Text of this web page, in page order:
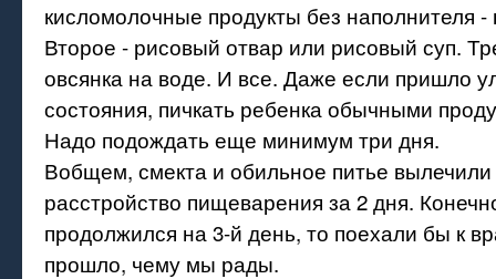
кисломолочные продукты без наполнителя
Второе - рисовый отвар или рисовый суп.
овсянка на воде. И все. Даже если пришло
состояния, пичкать ребенка обычными
Надо подождать еще минимум три дня.
Вобщем, смекта и обильное питье
расстройство пищеварения за 2 дня.
продолжился на 3-й день, то поехали бы к
прошло, чему мы рады.